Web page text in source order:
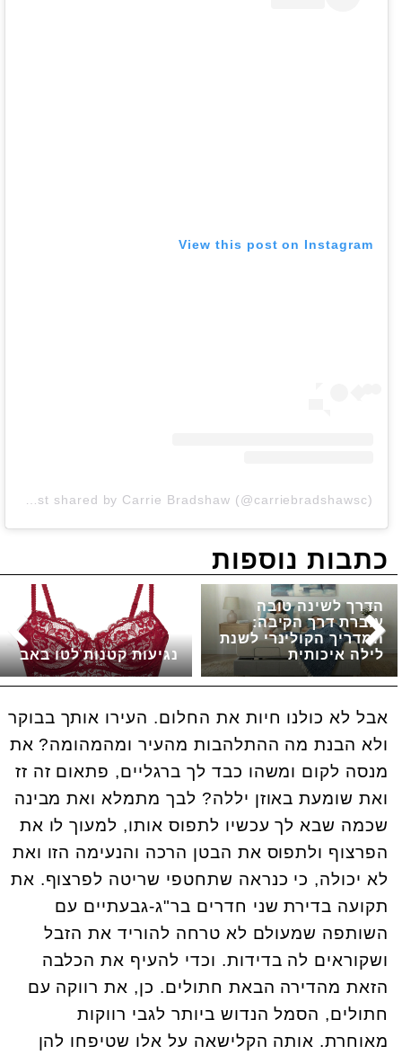
View this post on Instagram
כתבות נוספות
נגיעות קטנות לטו באב
הדרך לשינה טובה
עוברת דרך הקיבה:
המדריך הקולינרי לשנת
לילה איכותית
אבל לא כולנו חיות את החלום. העירו אותך בבוקר
ולא הבנת מה ההתלהבות מהעיר ומהמהומה? את
מנסה לקום ומשהו כבד לך ברגליים, פתאום זה זז
ואת שומעת באוזן יללה? לבך מתמלא ואת מבינה
שכמה שבא לך עכשיו לתפוס אותו, למעוך לו את
הפרצוף ולתפוס את הבטן הרכה והנעימה הזו ואת
לא יכולה, כי כנראה שתחטפי שריטה לפרצוף. את
תקועה בדירת שני חדרים בר"ג-גבעתיים עם
השותפה שמעולם לא טרחה להוריד את הזבל
ושקוראים לה בדידות. וכדי להעיף את הכלבה
הזאת מהדירה הבאת חתולים. כן, את רווקה עם
חתולים, הסמל הנדוש ביותר לגבי רווקות
מאוחרת. אותה הקלישאה על אלו שטיפחו להן